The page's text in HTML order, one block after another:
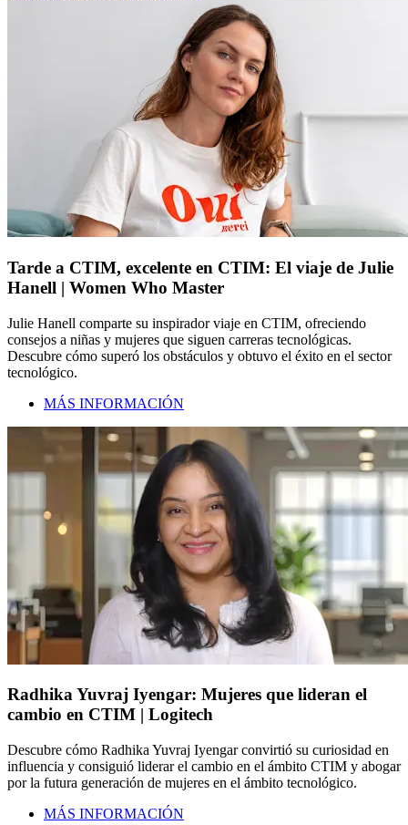
Tarde a CTIM, excelente en CTIM: El viaje de Julie
Hanell | Women Who Master
Julie Hanell comparte su inspirador viaje en CTIM, ofreciendo
consejos a niñas y mujeres que siguen carreras tecnológicas.
Descubre cómo superó los obstáculos y obtuvo el éxito en el sector
tecnológico.
MÁS INFORMACIÓN
Radhika Yuvraj Iyengar: Mujeres que lideran el
cambio en CTIM | Logitech
Descubre cómo Radhika Yuvraj Iyengar convirtió su curiosidad en
influencia y consiguió liderar el cambio en el ámbito CTIM y abogar
por la futura generación de mujeres en el ámbito tecnológico.
MÁS INFORMACIÓN